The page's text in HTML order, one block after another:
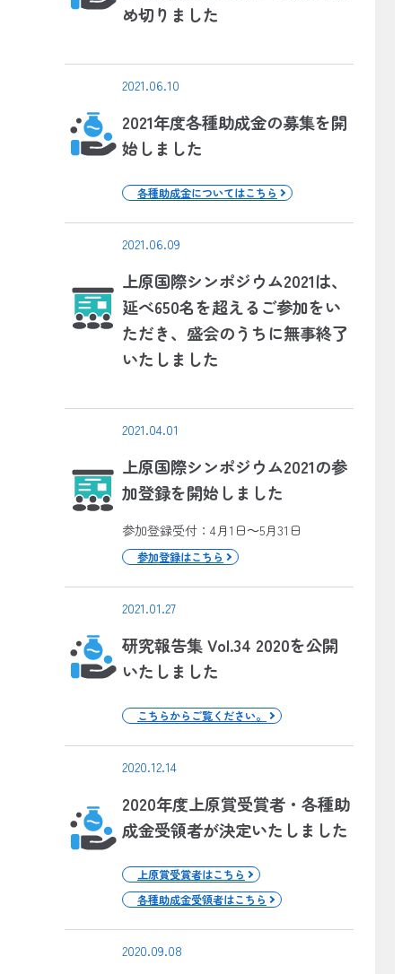
め切りました
2021.06.10
2021年度各種助成金の募集を開
始しました
各種助成金についてはこちら
2021.06.09
上原国際シンポジウム2021は、
延べ650名を超えるご参加をい
ただき、盛会のうちに無事終了
いたしました
2021.04.01
上原国際シンポジウム2021の参
加登録を開始しました
参加登録受付：4月1日～5月31日
参加登録はこちら
2021.01.27
研究報告集 Vol.34 2020を公開
いたしました
こちらからご覧ください。
2020.12.14
2020年度上原賞受賞者・各種助
成金受領者が決定いたしました
上原賞受賞者はこちら
各種助成金受領者はこちら
2020.09.08